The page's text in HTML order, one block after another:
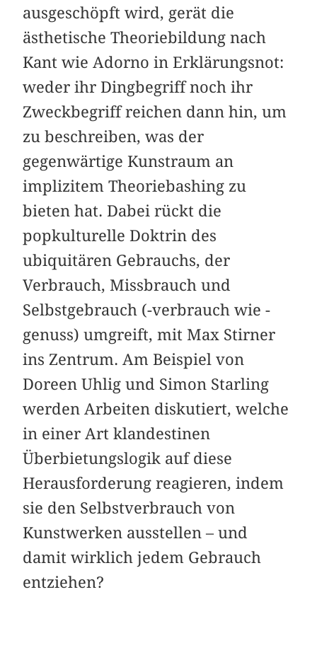
ausgeschöpft wird, gerät die
ästhetische Theoriebildung nach
Kant wie Adorno in Erklärungsnot:
weder ihr Dingbegriff noch ihr
Zweckbegriff reichen dann hin, um
zu beschreiben, was der
gegenwärtige Kunstraum an
implizitem Theoriebashing zu
bieten hat. Dabei rückt die
popkulturelle Doktrin des
ubiquitären Gebrauchs, der
Verbrauch, Missbrauch und
Selbstgebrauch (-verbrauch wie -
genuss) umgreift, mit Max Stirner
ins Zentrum. Am Beispiel von
Doreen Uhlig und Simon Starling
werden Arbeiten diskutiert, welche
in einer Art klandestinen
Überbietungslogik auf diese
Herausforderung reagieren, indem
sie den Selbstverbrauch von
Kunstwerken ausstellen – und
damit wirklich jedem Gebrauch
entziehen?